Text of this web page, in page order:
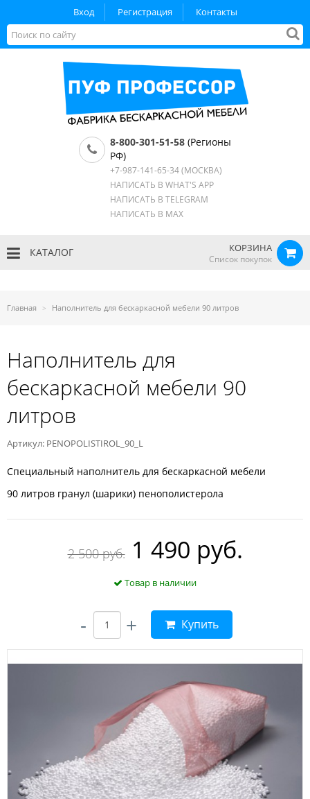
Вход Регистрация Контакты
8-800-301-51-58 (Регионы
РФ)
+7-987-141-65-34(МОСКВА)
НАПИСАТЬ В WHAT'S APP
НАПИСАТЬ В TELEGRAM
НАПИСАТЬ В MAX
КОРЗИНА
Список покупок
КАТАЛОГ
Главная Наполнитель для бескаркасной мебели 90 литров
Наполнитель для
бескаркасной мебели 90
литров
Артикул: PENOPOLISTIROL_90_L
Специальный наполнитель для бескаркасной мебели
90 литров гранул (шарики) пенополистерола
2 500 руб. 1 490 руб.
Товар в наличии
- + Купить